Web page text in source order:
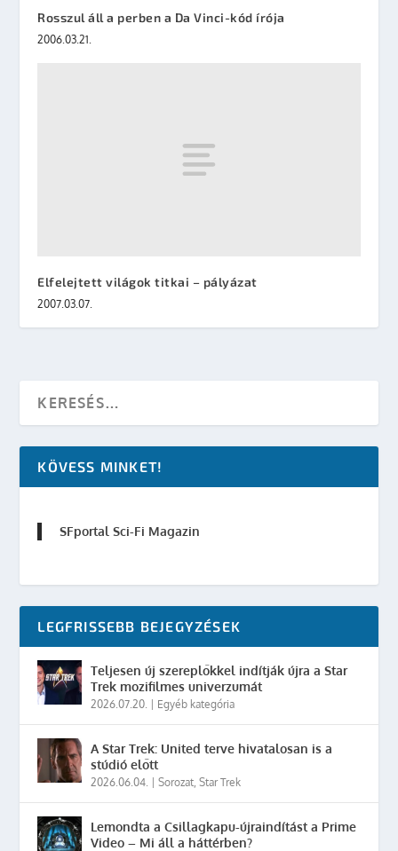
Rosszul áll a perben a Da Vinci-kód írója
2006.03.21.
Elfelejtett világok titkai – pályázat
2007.03.07.
KÖVESS MINKET!
SFportal Sci-Fi Magazin
LEGFRISSEBB BEJEGYZÉSEK
Teljesen új szereplőkkel indítják újra a Star
Trek mozifilmes univerzumát
2026.07.20. Egyéb kategória
A Star Trek: United terve hivatalosan is a
stúdió előtt
2026.06.04. |Sorozat,Star Trek
Lemondta a Csillagkapu-újraindítást a Prime
Video – Mi áll a háttérben?